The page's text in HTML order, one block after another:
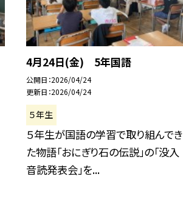
4月24日(金) 5年国語
公開日 2026/04/24
更新日 2026/04/24
５年生
５年生が国語の学習で取り組んでき
た物語「おにぎり石の伝説」の「没入
音読発表会」を...